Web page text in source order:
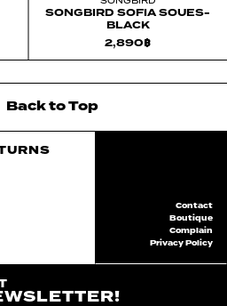
SONGBIRD SOFIA SOUES-
BLACK
2,890฿
BacktoTop
Contact
Boutique
Complain
Privacy Policy